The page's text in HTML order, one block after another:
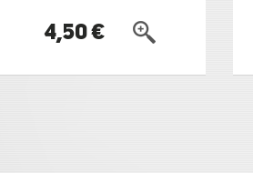
4,50 €